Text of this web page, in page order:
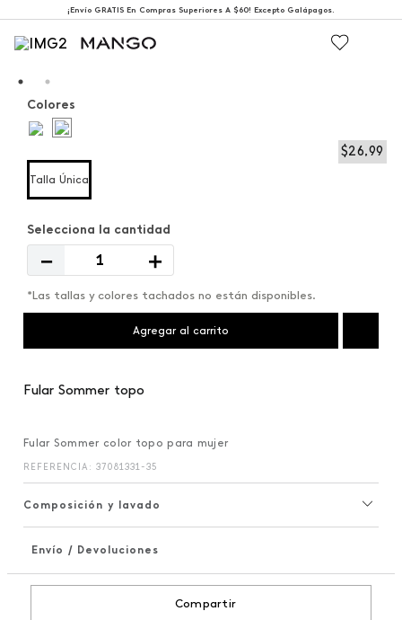
¡Envío GRATIS En Compras Superiores A $60! Excepto Galápagos.
$26,99
Colores
Talla Única
＋
－
*Las tallas y colores tachados no están disponibles.
Agregar al carrito
Fular Sommer topo
Fular Sommer color topo para mujer
REFERENCIA : 37081331-35
Composición y lavado
Envío / Devoluciones
Compartir